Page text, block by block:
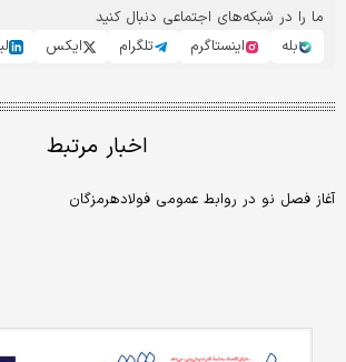
ما را در شبکه‌های اجتماعی دنبال کنید
بله
اینستاگرم تلگرام ایکس
اخبار مرتبط
آغاز فصل نو در روابط عمومی فولادهرمزگان